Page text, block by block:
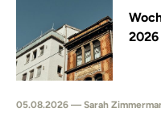
2026
05.08.2026 — Sarah